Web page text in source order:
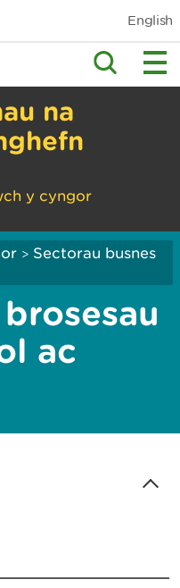
English
na
y cyngor
> Sectorau busnes
ac